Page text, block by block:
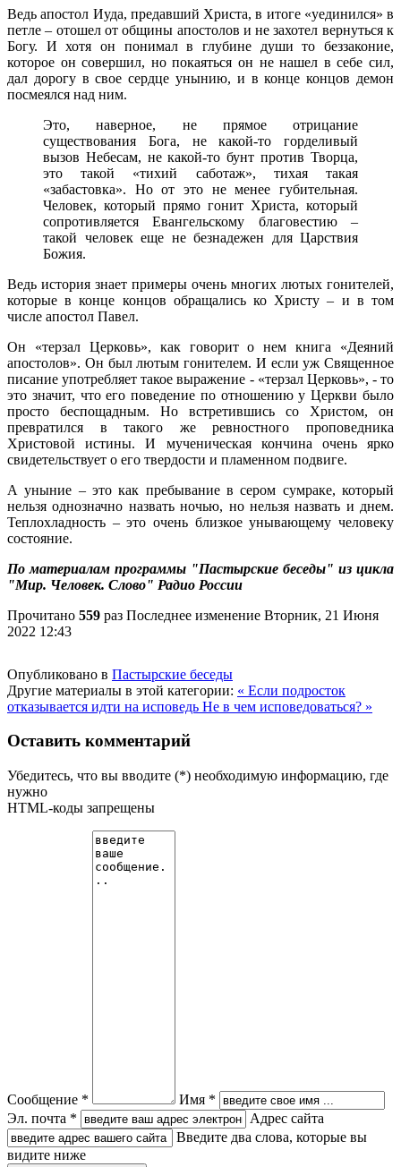
Ведь апостол Иуда, предавший Христа, в итоге «уединился» в
петле – отошел от общины апостолов и не захотел вернуться к
Богу. И хотя он понимал в глубине души то беззаконие,
которое он совершил, но покаяться он не нашел в себе сил,
дал дорогу в свое сердце унынию, и в конце концов демон
посмеялся над ним.
Это, наверное, не прямое отрицание
существования Бога, не какой-то горделивый
вызов Небесам, не какой-то бунт против Творца,
это такой «тихий саботаж», тихая такая
«забастовка». Но от это не менее губительная.
Человек, который прямо гонит Христа, который
сопротивляется Евангельскому благовестию –
такой человек еще не безнадежен для Царствия
Божия.
Ведь история знает примеры очень многих лютых гонителей,
которые в конце концов обращались ко Христу – и в том
числе апостол Павел.
Он «терзал Церковь», как говорит о нем книга «Деяний
апостолов». Он был лютым гонителем. И если уж Священное
писание употребляет такое выражение - «терзал Церковь», - то
это значит, что его поведение по отношению у Церкви было
просто беспощадным. Но встретившись со Христом, он
превратился в такого же ревностного проповедника
Христовой истины. И мученическая кончина очень ярко
свидетельствует о его твердости и пламенном подвиге.
А уныние – это как пребывание в сером сумраке, который
нельзя однозначно назвать ночью, но нельзя назвать и днем.
Теплохладность – это очень близкое унывающему человеку
состояние.
По материалам программы "Пастырские беседы" из цикла
"Мир. Человек. Слово" Радио России
Прочитано 559 раз Последнее изменение Вторник, 21 Июня
2022 12:43
Опубликовано в Пастырские беседы
Другие материалы в этой категории: « Если подросток
отказывается идти на исповедь Не в чем исповедоваться? »
Оставить комментарий
Убедитесь, что вы вводите (*) необходимую информацию, где
нужно
HTML-коды запрещены
Сообщение *
Имя *
Эл. почта *
Адрес сайта
Введите два слова, которые вы
видите ниже